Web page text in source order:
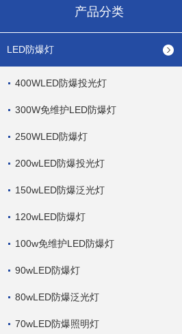
产品分类
LED防爆灯
400WLED防爆投光灯
300W免维护LED防爆灯
250WLED防爆灯
200wLED防爆投光灯
150wLED防爆泛光灯
120wLED防爆灯
100w免维护LED防爆灯
90wLED防爆灯
80wLED防爆泛光灯
70wLED防爆照明灯